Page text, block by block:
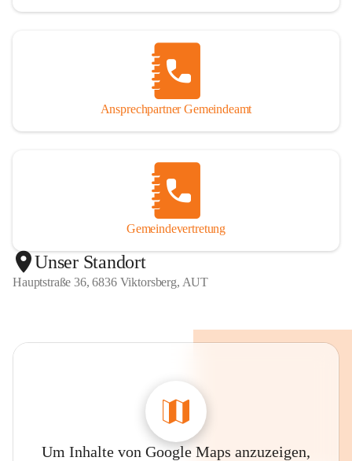
Ansprechpartner Gemeindeamt
Gemeindevertretung
Unser Standort
Hauptstraße 36, 6836 Viktorsberg, AUT
Um Inhalte von Google Maps anzuzeigen,